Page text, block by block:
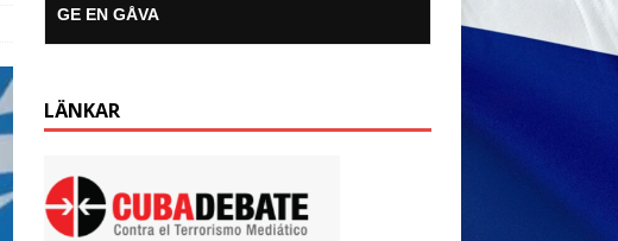
GE EN GÅVA
LÄNKAR